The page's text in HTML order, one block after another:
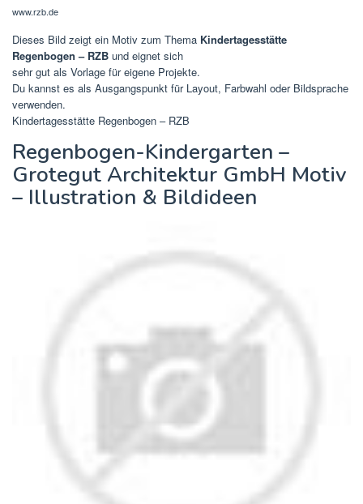
www.rzb.de
Dieses Bild zeigt ein Motiv zum Thema Kindertagesstätte
Regenbogen – RZB und eignet sich
sehr gut als Vorlage für eigene Projekte.
Du kannst es als Ausgangspunkt für Layout, Farbwahl oder Bildsprache
verwenden.
Kindertagesstätte Regenbogen – RZB
Regenbogen-Kindergarten –
Grotegut Architektur GmbH Motiv
– Illustration & Bildideen